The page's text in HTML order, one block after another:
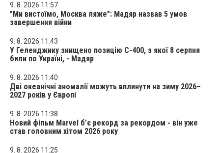
9. 8. 2026 11:57
"Ми вистоїмо, Москва ляже": Мадяр назвав 5 умов
завершення війни
9. 8. 2026 11:43
У Геленджику знищено позицію С-400, з якої 8 серпня
били по Україні, - Мадяр
9. 8. 2026 11:40
Дві океанічні аномалії можуть вплинути на зиму 2026–
2027 років у Європі
9. 8. 2026 11:38
Новий фільм Marvel б’є рекорд за рекордом - він уже
став головним хітом 2026 року
9. 8. 2026 11:25